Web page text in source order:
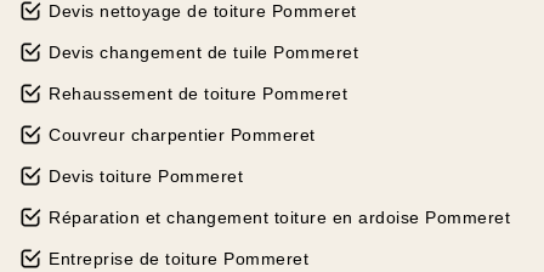
Devis nettoyage de toiture Pommeret
Devis changement de tuile Pommeret
Rehaussement de toiture Pommeret
Couvreur charpentier Pommeret
Devis toiture Pommeret
Réparation et changement toiture en ardoise Pommeret
Entreprise de toiture Pommeret